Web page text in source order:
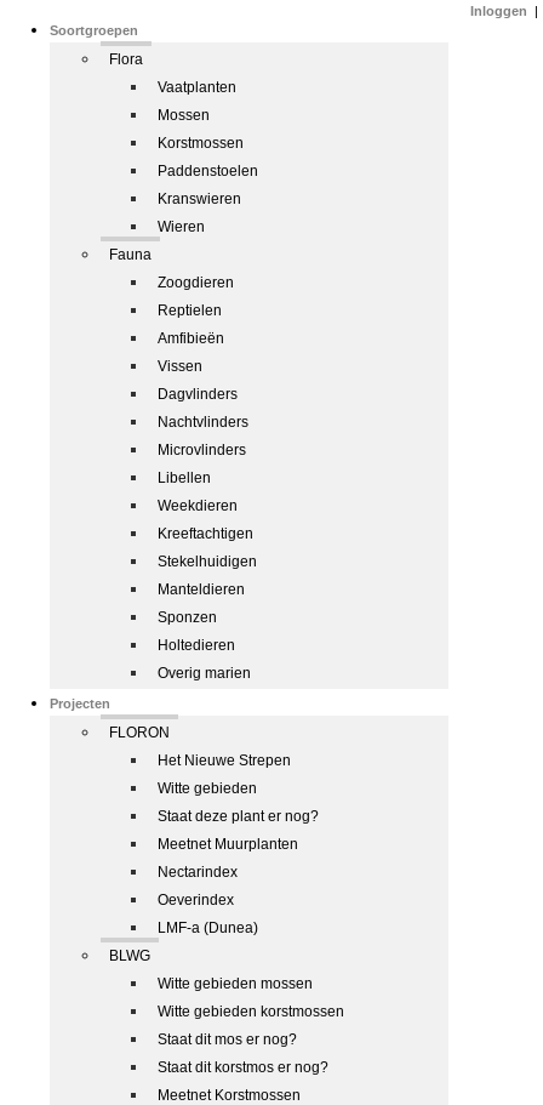
Soortgroepen
Flora
Vaatplanten
Mossen
Korstmossen
Paddenstoelen
Kranswieren
Wieren
Fauna
Zoogdieren
Reptielen
Amfibieën
Vissen
Dagvlinders
Nachtvlinders
Microvlinders
Libellen
Weekdieren
Kreeftachtigen
Stekelhuidigen
Manteldieren
Sponzen
Holtedieren
Overig marien
Projecten
FLORON
Het Nieuwe Strepen
Witte gebieden
Staat deze plant er nog?
Meetnet Muurplanten
Nectarindex
Oeverindex
LMF-a (Dunea)
BLWG
Witte gebieden mossen
Witte gebieden korstmossen
Staat dit mos er nog?
Staat dit korstmos er nog?
Meetnet Korstmossen
Inloggen |